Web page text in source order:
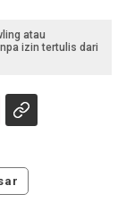
atau
izin tertulis dari